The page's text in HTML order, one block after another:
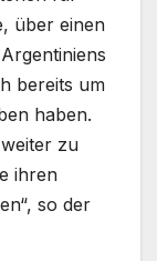
über einen
bereits um
haben.
zu
ihren
so der